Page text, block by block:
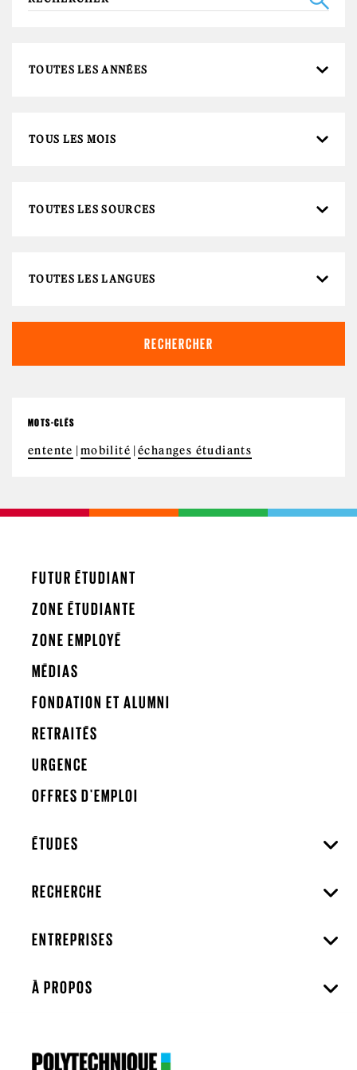
MOTS-CLÉS
entente mobilité échanges étudiants
FUTUR ÉTUDIANT
ZONE ÉTUDIANTE
ZONE EMPLOYÉ
MÉDIAS
FONDATION ET ALUMNI
RETRAITÉS
URGENCE
OFFRES D'EMPLOI
ÉTUDES
RECHERCHE
ENTREPRISES
À PROPOS